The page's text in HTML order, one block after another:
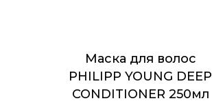
Маска для волос
PHILIPP YOUNG DEEP
CONDITIONER 250мл